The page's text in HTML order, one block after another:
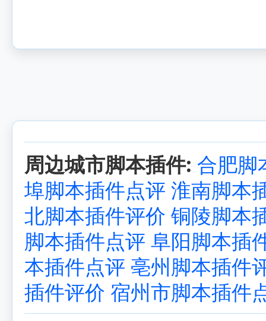
周边城市脚本插件: 合肥脚
埠脚本插件点评 淮南脚本
北脚本插件评价 铜陵脚本
脚本插件点评 阜阳脚本插
本插件点评 亳州脚本插件
插件评价 宿州市脚本插件